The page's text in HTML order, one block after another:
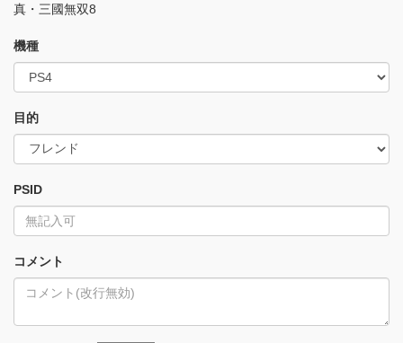
真・三國無双8
機種
目的
PSID
コメント